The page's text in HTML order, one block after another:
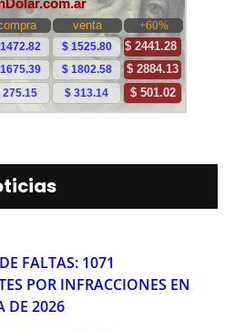
FALTAS: 1071
POR INFRACCIONES EN
DE 2026